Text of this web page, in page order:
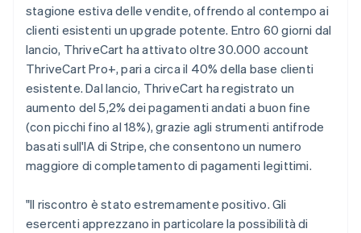
stagione estiva delle vendite, offrendo al contempo ai
clienti esistenti un upgrade potente. Entro 60 giorni dal
lancio, ThriveCart ha attivato oltre 30.000 account
ThriveCart Pro+, pari a circa il 40% della base clienti
esistente. Dal lancio, ThriveCart ha registrato un
aumento del 5,2% dei pagamenti andati a buon fine
(con picchi fino al 18%), grazie agli strumenti antifrode
basati sull'IA di Stripe, che consentono un numero
maggiore di completamento di pagamenti legittimi.
"Il riscontro è stato estremamente positivo. Gli
esercenti apprezzano in particolare la possibilità di